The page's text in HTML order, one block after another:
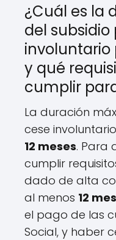
¿Cuál es la
del subsidio
y qué
cumplir
La duración
cese
12 meses. Para
cumplir
dado de alta
al menos 12
el pago de las
Social, y haber